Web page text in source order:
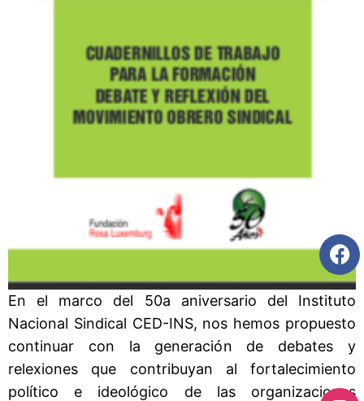
En el marco del 50a aniversario del Instituto
Nacional Sindical CED-INS, nos hemos propuesto
continuar con la generación de debates y
relexiones que contribuyan al fortalecimiento
político e ideológico de las organizaciones